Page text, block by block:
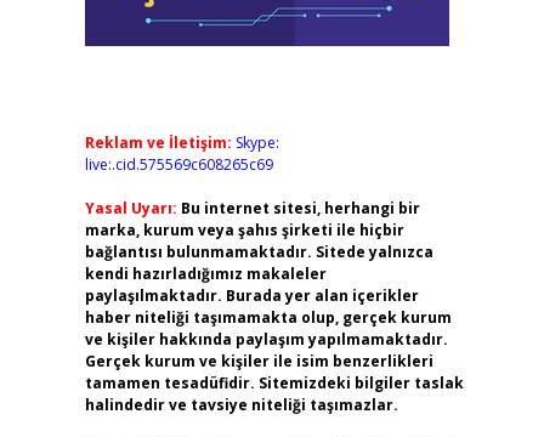
Reklam ve İletişim: Skype:
live:.cid.575569c608265c69
Yasal Uyarı: Bu internet sitesi, herhangi bir
marka, kurum veya şahıs şirketi ile hiçbir
bağlantısı bulunmamaktadır. Sitede yalnızca
kendi hazırladığımız makaleler
paylaşılmaktadır. Burada yer alan içerikler
haber niteliği taşımamakta olup, gerçek kurum
ve kişiler hakkında paylaşım yapılmamaktadır.
Gerçek kurum ve kişiler ile isim benzerlikleri
tamamen tesadüfidir. Sitemizdeki bilgiler taslak
halindedir ve tavsiye niteliği taşımazlar.